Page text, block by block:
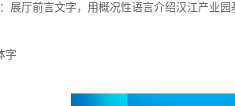
展厅前言文字，用概况性语言介绍汉江产业园
字